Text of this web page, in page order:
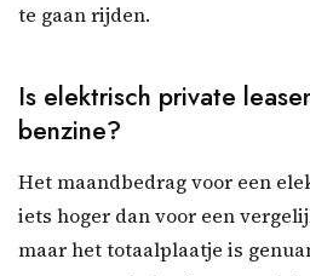
te gaan rijden.
Is elektrisch private
benzine?
Het maandbedrag voor een
iets hoger dan voor een
maar het totaalplaatje is